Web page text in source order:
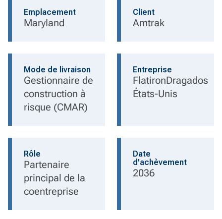
Emplacement
Maryland
Client
Amtrak
Mode de livraison
Gestionnaire de
construction à
risque (CMAR)
Entreprise
FlatironDragados
États-Unis
Rôle
Partenaire
principal de la
coentreprise
Date
d'achèvement
2036